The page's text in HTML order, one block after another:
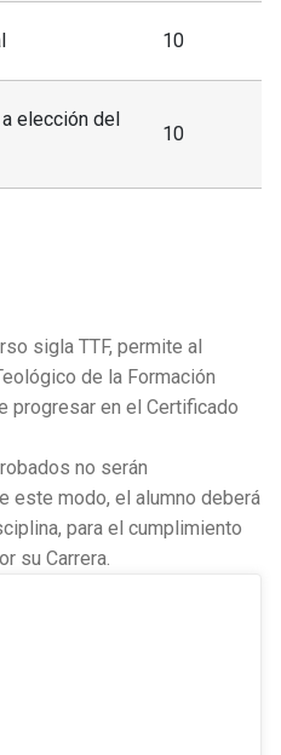
10
elección del
10
sigla TTF, permite al
de la Formación
progresar en el Certificado
no serán
este modo, el alumno deberá
para el cumplimiento
su Carrera.